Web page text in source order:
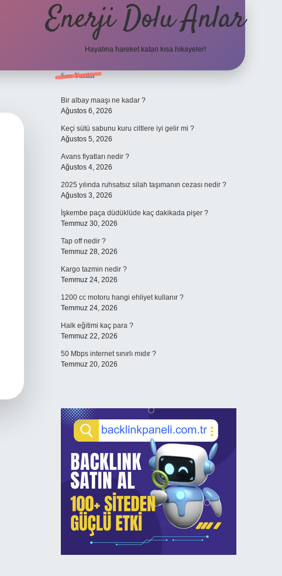
Enerji Dolu Anlar
Hayatına hareket katan kısa hikayeler!
Sidebar
Son Yazılar
Bir albay maaşı ne kadar ?
Ağustos 6, 2026
Keçi sütü sabunu kuru ciltlere iyi gelir mi ?
Ağustos 5, 2026
Avans fiyatları nedir ?
Ağustos 4, 2026
2025 yılında ruhsatsız silah taşımanın cezası nedir ?
Ağustos 3, 2026
İşkembe paça düdüklüde kaç dakikada pişer ?
Temmuz 30, 2026
Tap off nedir ?
Temmuz 28, 2026
Kargo tazmin nedir ?
Temmuz 24, 2026
1200 cc motoru hangi ehliyet kullanır ?
Temmuz 24, 2026
Halk eğitimi kaç para ?
Temmuz 22, 2026
50 Mbps internet sınırlı mıdır ?
Temmuz 20, 2026